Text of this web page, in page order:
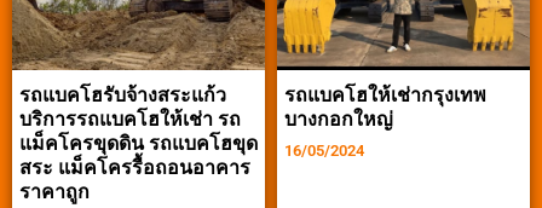
รถแบคโฮรับจ้างสระแก้ว
บริการรถแบคโฮให้เช่า รถ
แม็คโครขุดดิน รถแบคโฮขุด
สระ แม็คโครรื้อถอนอาคาร
ราคาถูก
รถแบคโฮให้เช่ากรุงเทพ
บางกอกใหญ่
16/05/2024